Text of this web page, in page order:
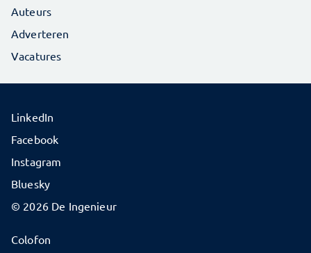
Auteurs
Adverteren
Vacatures
© 2026 De Ingenieur
Colofon
LinkedIn
Facebook
Instagram
Bluesky